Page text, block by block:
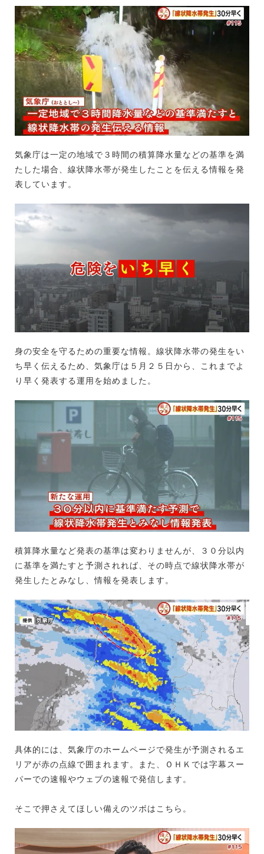
気象庁は一定の地域で３時間の積算降水量などの基準を満
たした場合、線状降水帯が発生したことを伝える情報を発
表しています。
身の安全を守るための重要な情報。線状降水帯の発生をい
ち早く伝えるため、気象庁は５月２５日から、これまでよ
り早く発表する運用を始めました。
積算降水量など発表の基準は変わりませんが、３０分以内
に基準を満たすと予測されれば、その時点で線状降水帯が
発生したとみなし、情報を発表します。
具体的には、気象庁のホームページで発生が予測されるエ
リアが赤の点線で囲まれます。また、ＯＨＫでは字幕スー
パーでの速報やウェブの速報で発信します。
そこで押さえてほしい備えのツボはこちら。